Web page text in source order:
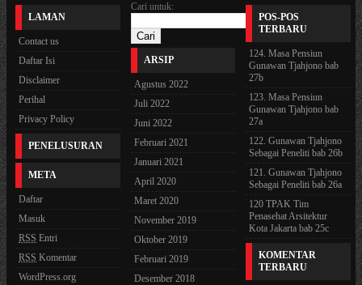
LAMAN
Contact us
Daftar Isi
Disclaimer
Perihal
Privacy Policy
PENELUSURAN
META
Daftar
Masuk
RSS Entri
RSS Komentar
WordPress.org
Cari untuk:
ARSIP
Agustus 2022
Juli 2022
Juni 2022
Februari 2021
Januari 2021
April 2020
Maret 2020
November 2019
Oktober 2019
Februari 2019
Desember 2018
POS-POS
TERBARU
124. Masa Pensiun
Gunawan Tjahjono bab
27b
123. Masa Pensiun
Gunawan Tjahjono bab
27a
122. Gunawan Tjahjono
Sebagai Peneliti bab 26b
121. Gunawan Tjahjono
Sebagai Peneliti bab 26a
120 TPAK Tim
Penasehat Arsitektur
Kota Jakarta bab 25c
KOMENTAR
TERBARU